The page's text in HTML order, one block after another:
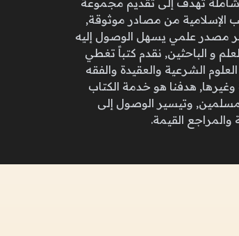
شاملة تهدف إلى تقديم مجموعة
الإسلامية من مصادر موثوقة,
مصدر علمي يسهل الوصول إليه
و الباحثين, نقدم كتباً تغطي
الشرعية والعقيدة والفقه
وغيرها, هدفنا هو خدمة الكتاب
وتيسير الوصول إلى
والمراجع القيمة.